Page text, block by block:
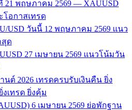
21 พฤษภาคม 2569 — XAUUSD
อกาสเทรด
USD วันนี้ 12 พฤษภาคม 2569 แนว
สุด
27 เมษายน 2569 แนวโน้มวัน
ต์ 2026 เทรดครบรับเงินคืน ยิ่ง
เทรด ยิ่งคุ้ม
6 เมษายน 2569 ย่อพักฐาน